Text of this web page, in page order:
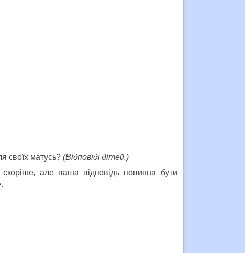
своїх матусь? (Відповіді дітей.)
але ваша відповідь повинна бути